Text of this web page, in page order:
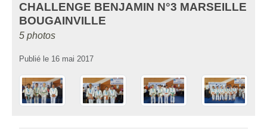
CHALLENGE BENJAMIN N°3 MARSEILLE
BOUGAINVILLE
5 photos
Publié le 16 mai 2017